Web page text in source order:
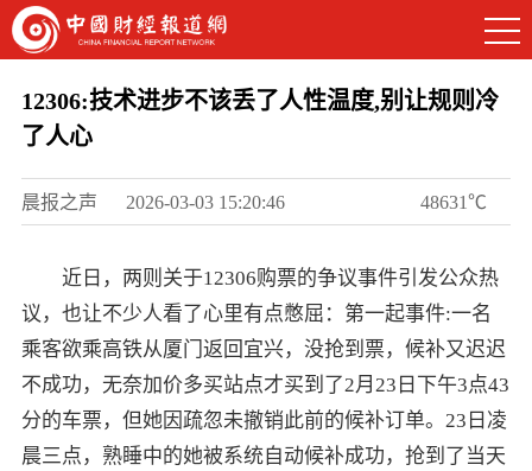
12306:技术进步不该丢了人性温度,别让规则冷
了人心
晨报之声 2026-03-03 15:20:46 48631℃
近日，两则关于12306购票的争议事件引发公众热
议，也让不少人看了心里有点憋屈： 第一起事件:一名
乘客欲乘高铁从厦门返回宜兴，没抢到票，候补又迟迟
不成功，无奈加价多买站点才买到了2月23日下午3点43
分的车票，但她因疏忽未撤销此前的候补订单。23日凌
晨三点，熟睡中的她被系统自动候补成功，抢到了当天